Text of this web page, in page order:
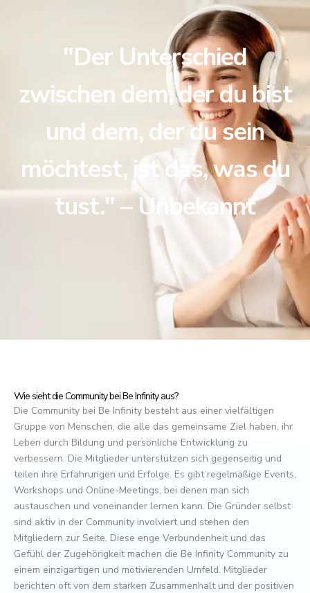
"Der Unterschied
zwischen dem, der du bist
und dem, der du sein
möchtest, ist das, was du
tust." – Unbekannt
Wie sieht die Community bei Be Infinity aus?
Die Community bei Be Infinity besteht aus einer vielfältigen
Gruppe von Menschen, die alle das gemeinsame Ziel haben, ihr
Leben durch Bildung und persönliche Entwicklung zu
verbessern. Die Mitglieder unterstützen sich gegenseitig und
teilen ihre Erfahrungen und Erfolge. Es gibt regelmäßige Events,
Workshops und Online-Meetings, bei denen man sich
austauschen und voneinander lernen kann. Die Gründer selbst
sind aktiv in der Community involviert und stehen den
Mitgliedern zur Seite. Diese enge Verbundenheit und das
Gefühl der Zugehörigkeit machen die Be Infinity Community zu
einem einzigartigen und motivierenden Umfeld. Mitglieder
berichten oft von dem starken Zusammenhalt und der positiven